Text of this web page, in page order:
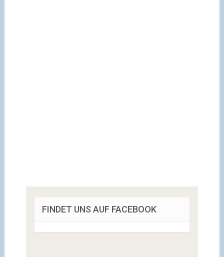
FINDET UNS AUF FACEBOOK